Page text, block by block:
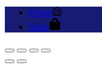
Home
Shop